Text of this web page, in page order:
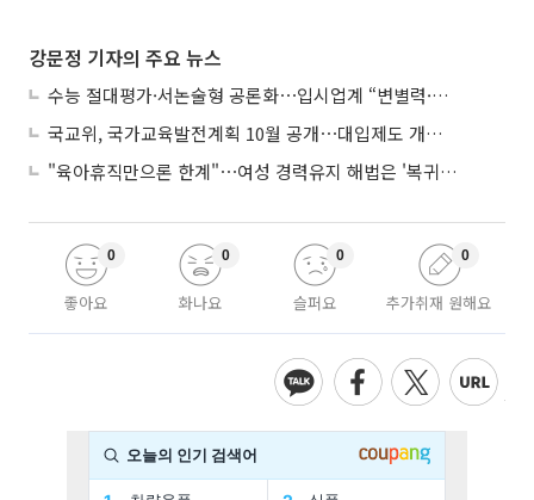
강문정 기자의 주요 뉴스
수능 절대평가·서논술형 공론화⋯입시업계 “변별력·사교육 대책 먼저”
국교위, 국가교육발전계획 10월 공개⋯대입제도 개편 공론화 추진
"육아휴직만으론 한계"⋯여성 경력유지 해법은 '복귀 후 유연근무’
좋아요
0
화나요
0
슬퍼요
0
추가취재 원해요
0